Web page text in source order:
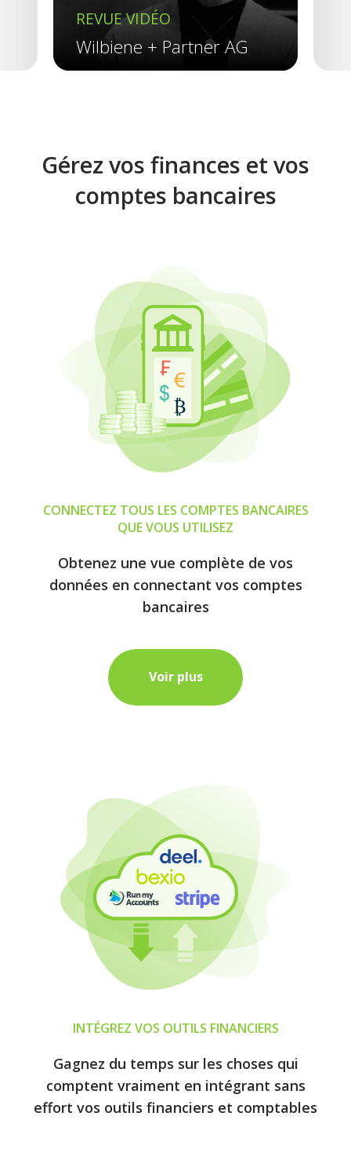
REVUE VIDÉO
Wilbiene + Partner AG
Gérez vos finances et vos
comptes bancaires
CONNECTEZ TOUS LES COMPTES BANCAIRES
QUE VOUS UTILISEZ
Obtenez une vue complète de vos
données en connectant vos comptes
bancaires
Voir plus
INTÉGREZ VOS OUTILS FINANCIERS
Gagnez du temps sur les choses qui
comptent vraiment en intégrant sans
effort vos outils financiers et comptables